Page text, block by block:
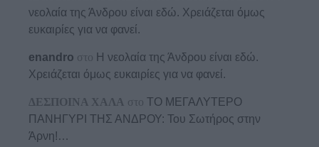
νεολαία της Άνδρου είναι εδώ. Χρειάζεται όμως
ευκαιρίες για να φανεί.
enandro στο Η νεολαία της Άνδρου είναι εδώ.
Χρειάζεται όμως ευκαιρίες για να φανεί.
ΔΕΣΠΟΙΝΑ ΧΑΛΑ στο ΤΟ ΜΕΓΑΛΥΤΕΡΟ
ΠΑΝΗΓΥΡΙ ΤΗΣ ΑΝΔΡΟΥ: Του Σωτήρος στην
Άρνη!…